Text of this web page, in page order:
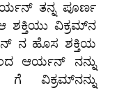
ತನ್ನ ಪೂರ್ಣ
ಶಕ್ತಿಯು ವಿಕ್ರಮ್‌‌ನ
ನ ಹೊಸ ಶಕ್ತಿಯ
ಆರ್ಯನ್ ನನ್ನು
ವಿಕ್ರಮ್‌‌ನನ್ನು